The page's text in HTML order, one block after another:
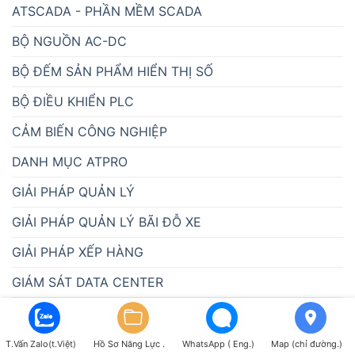
ATSCADA - PHẦN MỀM SCADA
BỘ NGUỒN AC-DC
BỘ ĐẾM SẢN PHẨM HIỂN THỊ SỐ
BỘ ĐIỀU KHIỂN PLC
CẢM BIẾN CÔNG NGHIỆP
DANH MỤC ATPRO
GIẢI PHÁP QUẢN LÝ
GIẢI PHÁP QUẢN LÝ BÃI ĐỖ XE
GIẢI PHÁP XẾP HÀNG
GIÁM SÁT DATA CENTER
GIÁM SÁT NHIỆT ĐỘ KHO LẠNH & TỦ LẠNH
GIÁM SÁT PHÒNG MÁY CHỦ
T.Vấn Zalo(t.Việt) Hồ Sơ Năng Lực . WhatsApp ( Eng.) Map (chỉ đường.)